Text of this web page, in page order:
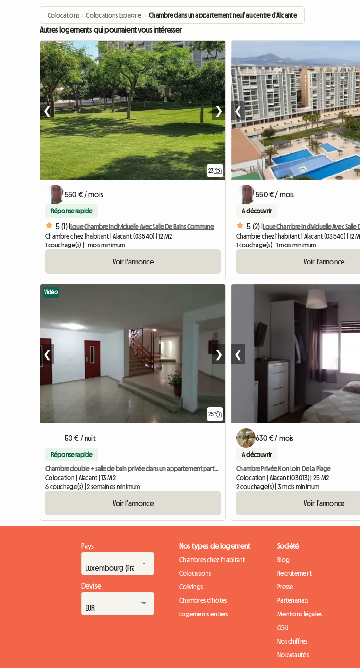
Colocations › Colocations Espagne › Chambre dans un appartement neuf au centre d'Alicante
Autres logements qui pourraient vous intéresser
23
❮ ❯
550 € / mois
Réponse rapide
5 (1) |Loue Chambre Individuelle Avec Salle De Bains Commune
Chambre chez l'habitant | Alacant (03540) | 12 M2
1 couchage(s) | 1 mois minimum
Voir l'annonce
❮
550 € / mois
A découvrir
5 (2) |Loue Chambre Individuelle Avec Salle
Chambre chez l'habitant | Alacant (03540) | 12
1 couchage(s) | 1 mois minimum
Voir l'annonce
25
Vidéo
❮ ❯
50 € / nuit
Réponse rapide
Chambre double + salle de bain privée dans un appartement partagé à Alicante
Colocation | Alacant | 13 M2
6 couchage(s) | 2 semaines minimum
Voir l'annonce
❮
630 € / mois
A découvrir
Chambre Privée Non Loin De La Plage
Colocation | Alacant (03013) | 25 M2
2 couchage(s) | 3 mois minimum
Voir l'annonce
Pays
Devise
Nos types de logement
Chambres chez l'habitant
Colocations
Colivings
Chambres d'hôtes
Logements entiers
Société
Blog
Recrutement
Presse
Partenariats
Mentions légales
CGU
Nos chiffres
Nouveautés